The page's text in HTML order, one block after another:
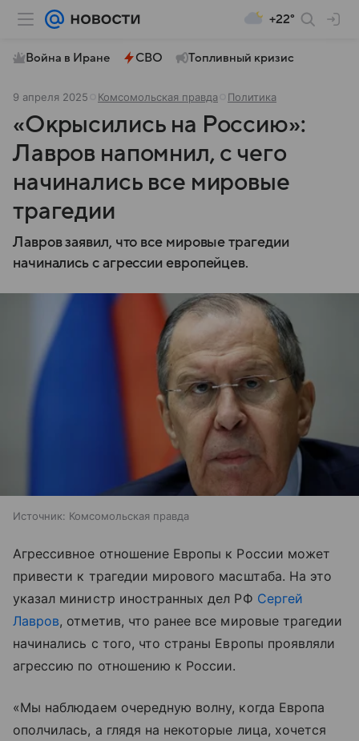
+22°
Война в Иране СВО Топливный кризис
9 апреля 2025 Комсомольская правда Политика
«Окрысились на Россию»:
Лавров напомнил, с чего
начинались все мировые
трагедии
Лавров заявил, что все мировые трагедии
начинались с агрессии европейцев.
Источник: Комсомольская правда
Агрессивное отношение Европы к России может
привести к трагедии мирового масштаба. На это
указал министр иностранных дел РФ Сергей
Лавров, отметив, что ранее все мировые трагедии
начинались с того, что страны Европы проявляли
агрессию по отношению к России.
«Мы наблюдаем очередную волну, когда Европа
ополчилась, а глядя на некоторые лица, хочется